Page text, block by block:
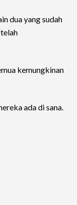
dua yang sudah
kemungkinan
ada di sana.